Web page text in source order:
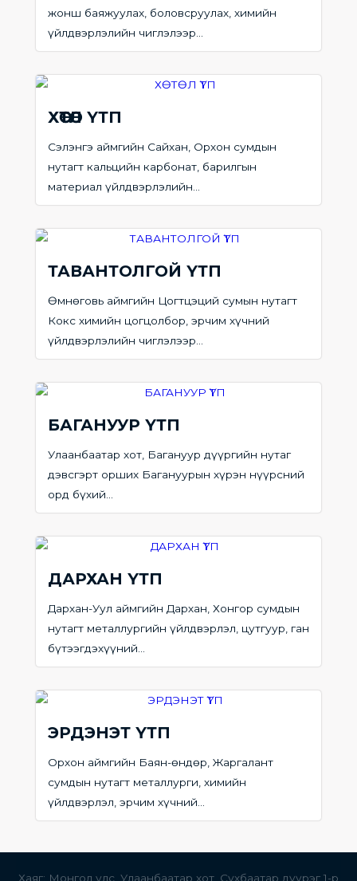
жонш баяжуулах, боловсруулах, химийн
үйлдвэрлэлийн чиглэлээр...
ХӨТӨЛ ҮТП
Сэлэнгэ аймгийн Сайхан, Орхон сумдын
нутагт кальцийн карбонат, барилгын
материал үйлдвэрлэлийн...
ТАВАНТОЛГОЙ ҮТП
Өмнөговь аймгийн Цогтцэций сумын нутагт
Кокс химийн цогцолбор, эрчим хүчний
үйлдвэрлэлийн чиглэлээр...
БАГАНУУР ҮТП
Улаанбаатар хот, Багануур дүүргийн нутаг
дэвсгэрт орших Багануурын хүрэн нүүрсний
орд бүхий...
ДАРХАН ҮТП
Дархан-Уул аймгийн Дархан, Хонгор сумдын
нутагт металлургийн үйлдвэрлэл, цутгуур, ган
бүтээгдэхүүний...
ЭРДЭНЭТ ҮТП
Орхон аймгийн Баян-өндөр, Жаргалант
сумдын нутагт металлурги, химийн
үйлдвэрлэл, эрчим хүчний...
Хаяг: Монгол улс, Улаанбаатар хот, Сүхбаатар дүүрэг 1-р